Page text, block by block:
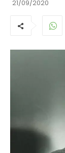
21/09/2020